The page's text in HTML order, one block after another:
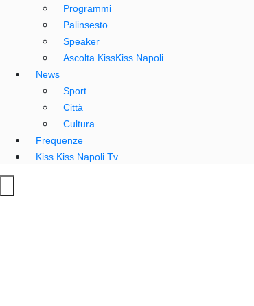
Programmi
Palinsesto
Speaker
Ascolta KissKiss Napoli
News
Sport
Città
Cultura
Frequenze
Kiss Kiss Napoli Tv